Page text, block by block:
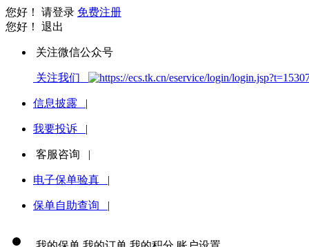
您好！ 请登录 免费注册
您好！ 退出
关注微信公众号
关注我们
信息披露 |
我要投诉 |
客服咨询 |
电子保单验真 |
保单自助查询 |